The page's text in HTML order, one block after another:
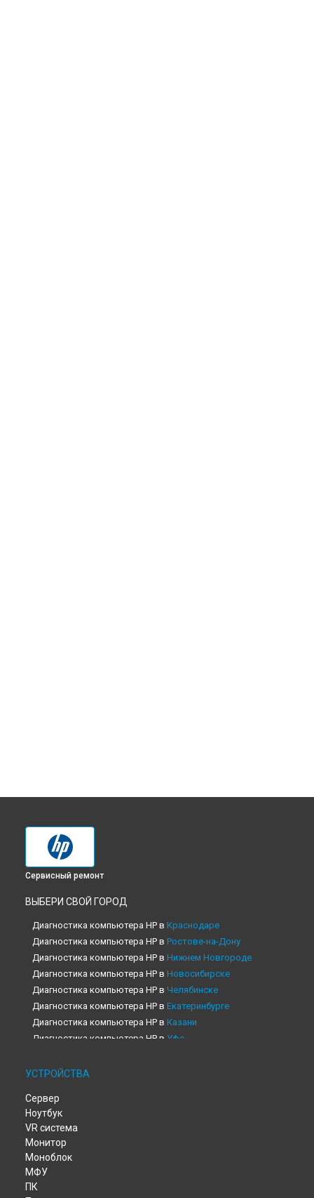
Сервисный ремонт
ВЫБЕРИ СВОЙ ГОРОД
Диагностика компьютера HP в Краснодаре
Диагностика компьютера HP в Ростове-на-Дону
Диагностика компьютера HP в Нижнем Новгороде
Диагностика компьютера HP в Новосибирске
Диагностика компьютера HP в Челябинске
Диагностика компьютера HP в Екатеринбурге
Диагностика компьютера HP в Казани
Диагностика компьютера HP в Уфе
Диагностика компьютера HP в
Диагностика компьютера HP в
Диагностика компьютера HP в
Диагностика компьютера HP в
Диагностика компьютера HP в
Диагностика компьютера HP в
УСТРОЙСТВА
Сервер
Ноутбук
VR система
Монитор
Моноблок
МФУ
ПК